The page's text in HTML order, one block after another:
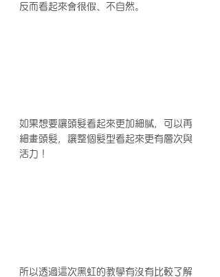
反而看起來會很假、不自然。
如果想要讓頭髮看起來更加細膩，可以再
細畫頭髮，讓整個髮型看起來更有層次與
活力！
所以透過這次黑虹的教學有沒有比較了解